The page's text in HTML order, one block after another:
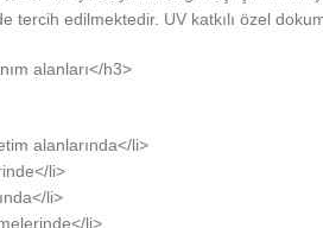
edilmektedir. UV katkılı özel
alanları</h3>
alanlarında</li>
li>
li>
li>